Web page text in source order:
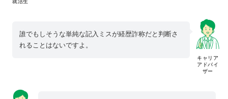
就活生
キャリア
アドバイ
ザー
誰でもしそうな単純な記入ミスが経歴詐称だと判断さ
れることはないですよ。